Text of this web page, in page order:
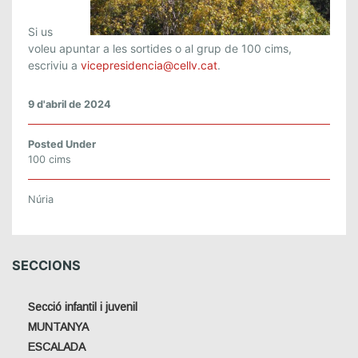
:
C
A
E
N
D
A
R
I
R
M
A
V
Si us
voleu apuntar a les sortides o al grup de 100 cims,
escriviu a vicepresidencia@cellv.cat.
9 d'abril de 2024
Posted Under
100 cims
Núria
SECCIONS
Secció infantil i juvenil
MUNTANYA
ESCALADA